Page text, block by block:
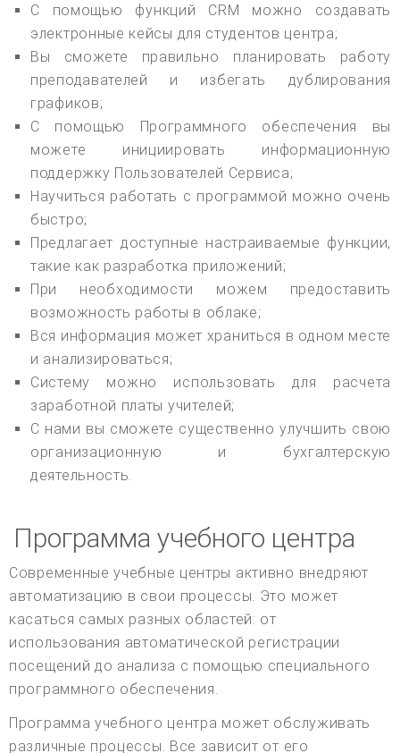
С помощью функций CRM можно создавать
электронные кейсы для студентов центра;
Вы сможете правильно планировать работу
преподавателей и избегать дублирования
графиков;
С помощью Программного обеспечения вы
можете инициировать информационную
поддержку Пользователей Сервиса;
Научиться работать с программой можно очень
быстро;
Предлагает доступные настраиваемые функции,
такие как разработка приложений;
При необходимости можем предоставить
возможность работы в облаке;
Вся информация может храниться в одном месте
и анализироваться;
Систему можно использовать для расчета
заработной платы учителей;
С нами вы сможете существенно улучшить свою
организационную и бухгалтерскую
деятельность.
Программа учебного центра
Современные учебные центры активно внедряют
автоматизацию в свои процессы. Это может
касаться самых разных областей: от
использования автоматической регистрации
посещений до анализа с помощью специального
программного обеспечения.
Программа учебного центра может обслуживать
различные процессы. Все зависит от его